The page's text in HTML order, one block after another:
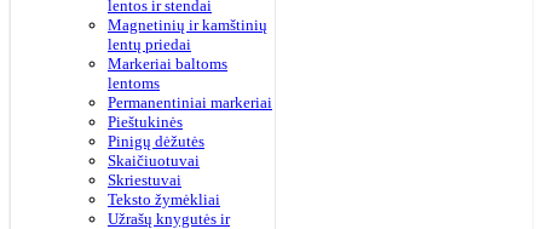
lentos ir stendai
Magnetinių ir kamštinių
lentų priedai
Markeriai baltoms
lentoms
Permanentiniai markeriai
Pieštukinės
Pinigų dėžutės
Skaičiuotuvai
Skriestuvai
Teksto žymėkliai
Užrašų knygutės ir